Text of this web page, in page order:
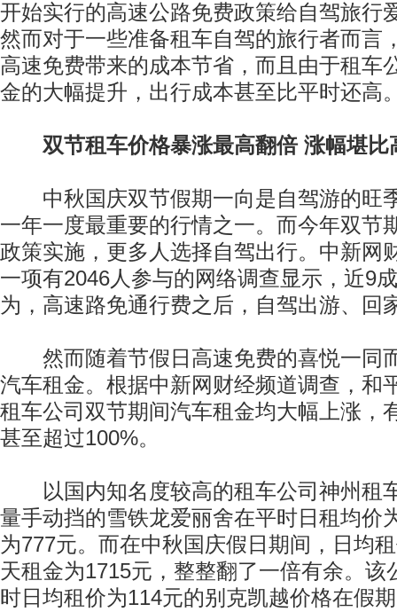
开始实行的高速公路免费政策给自驾旅行
然而对于一些准备租车自驾的旅行者而言
高速免费带来的成本节省，而且由于租车
金的大幅提升，出行成本甚至比平时还高
双节租车价格暴涨最高翻倍 涨幅堪比
中秋国庆双节假期一向是自驾游的旺
一年一度最重要的行情之一。而今年双节
政策实施，更多人选择自驾出行。中新网
一项有2046人参与的网络调查显示，近9
为，高速路免通行费之后，自驾出游、回
然而随着节假日高速免费的喜悦一同
汽车租金。根据中新网财经频道调查，和
租车公司双节期间汽车租金均大幅上涨，
甚至超过100%。
以国内知名度较高的租车公司神州租
量手动挡的雪铁龙爱丽舍在平时日租均价
为777元。而在中秋国庆假日期间，日均
天租金为1715元，整整翻了一倍有余。该
时日均租价为114元的别克凯越价格在假